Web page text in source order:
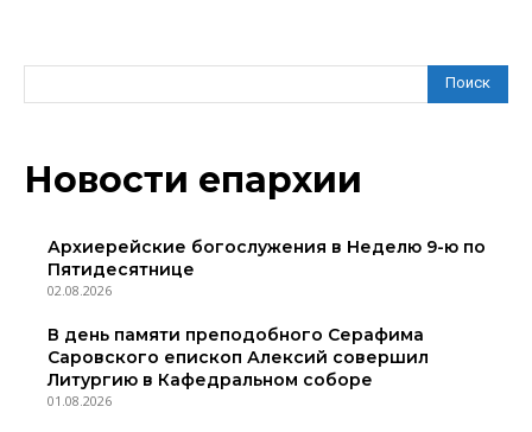
Поиск
Новости епархии
Архиерейские богослужения в Неделю 9-ю по
Пятидесятнице
02.08.2026
В день памяти преподобного Серафима
Саровского епископ Алексий совершил
Литургию в Кафедральном соборе
01.08.2026